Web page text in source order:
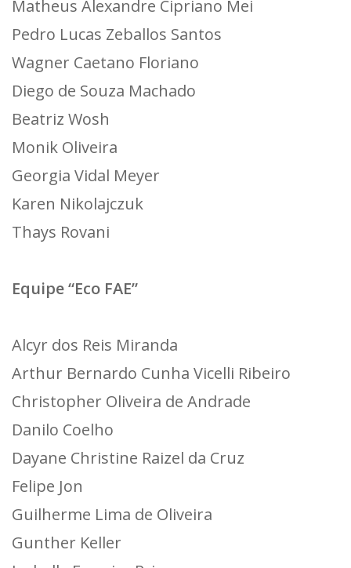
Matheus Alexandre Cipriano Mei
Pedro Lucas Zeballos Santos
Wagner Caetano Floriano
Diego de Souza Machado
Beatriz Wosh
Monik Oliveira
Georgia Vidal Meyer
Karen Nikolajczuk
Thays Rovani
Equipe “Eco FAE”
Alcyr dos Reis Miranda
Arthur Bernardo Cunha Vicelli Ribeiro
Christopher Oliveira de Andrade
Danilo Coelho
Dayane Christine Raizel da Cruz
Felipe Jon
Guilherme Lima de Oliveira
Gunther Keller